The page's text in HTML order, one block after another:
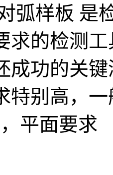
弧样板 是
求的检测
成功的关
特别高，
平面要求